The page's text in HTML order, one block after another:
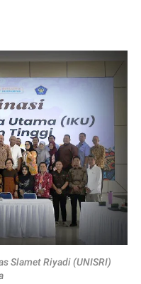
Slamet Riyadi (UNISRI)